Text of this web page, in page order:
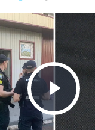
Play